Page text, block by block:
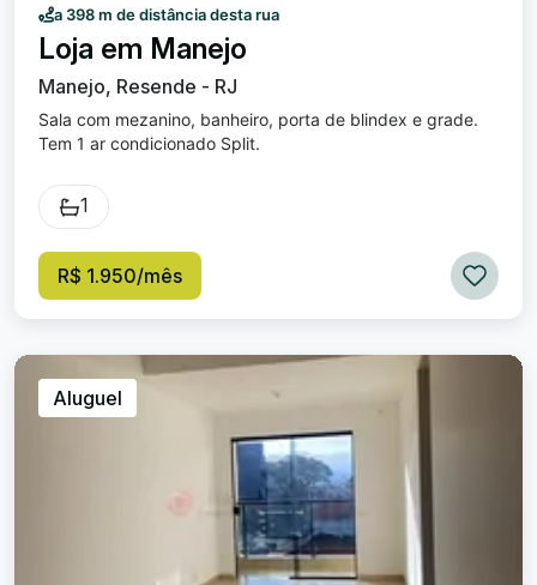
a 398 m de distância desta rua
Loja em Manejo
Manejo, Resende - RJ
Sala com mezanino, banheiro, porta de blindex e grade.
Tem 1 ar condicionado Split.
1
R$ 1.950/mês
Aluguel